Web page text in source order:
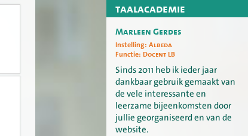
taalacademie
Marleen Gerdes
Instelling: Albeda
Functie: Docent LB
Sinds 2011 heb ik ieder jaar
dankbaar gebruik gemaakt van
de vele interessante en
leerzame bijeenkomsten door
jullie georganiseerd en van de
website.